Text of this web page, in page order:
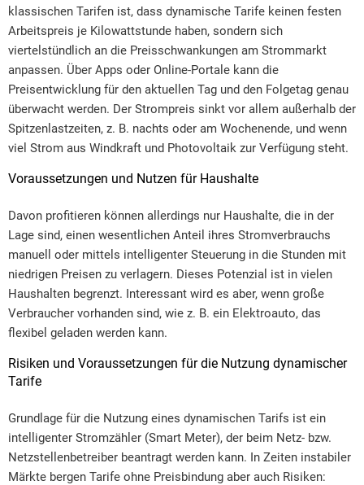
klassischen Tarifen ist, dass dynamische Tarife keinen festen
Arbeitspreis je Kilowattstunde haben, sondern sich
viertelstündlich an die Preisschwankungen am Strommarkt
anpassen. Über Apps oder Online-Portale kann die
Preisentwicklung für den aktuellen Tag und den Folgetag genau
überwacht werden. Der Strompreis sinkt vor allem außerhalb der
Spitzenlastzeiten, z. B. nachts oder am Wochenende, und wenn
viel Strom aus Windkraft und Photovoltaik zur Verfügung steht.
Voraussetzungen und Nutzen für Haushalte
Davon profitieren können allerdings nur Haushalte, die in der
Lage sind, einen wesentlichen Anteil ihres Stromverbrauchs
manuell oder mittels intelligenter Steuerung in die Stunden mit
niedrigen Preisen zu verlagern. Dieses Potenzial ist in vielen
Haushalten begrenzt. Interessant wird es aber, wenn große
Verbraucher vorhanden sind, wie z. B. ein Elektroauto, das
flexibel geladen werden kann.
Risiken und Voraussetzungen für die Nutzung dynamischer
Tarife
Grundlage für die Nutzung eines dynamischen Tarifs ist ein
intelligenter Stromzähler (Smart Meter), der beim Netz- bzw.
Netzstellenbetreiber beantragt werden kann. In Zeiten instabiler
Märkte bergen Tarife ohne Preisbindung aber auch Risiken: